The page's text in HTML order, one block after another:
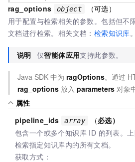
rag_options
object
（可选）
用于配置与检索相关的参数。包括但不
文档进行检索。 相关文档： 检索知识库。
说明 仅智能体应用支持此参数。
Java SDK 中为 ragOptions。通过
rag_options 放入 parameters 对象
属性
pipeline_ids
array （必选）
包含一个或多个知识库 ID 的列表。
检索指定知识库内的所有文档。
获取方式：